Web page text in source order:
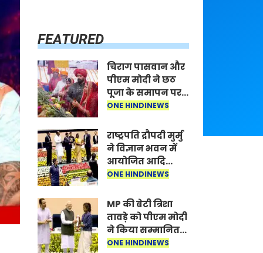
FEATURED
चिराग पासवान और
पीएम मोदी ने छठ
पूजा के समापन पर
देशवासियों को दी
मैया से देश की
समृद्धि की
कामना की
ONE HINDINEWS
राष्ट्रपति द्रौपदी मुर्मु
ने विज्ञान भवन में
आयोजित आदि
कर्मयोगी अभियान
में मध्यप्रदेश को
सम्मानित किया
ONE HINDINEWS
MP की बेटी त्रिशा
तावड़े को पीएम मोदी
ने किया सम्मानित,
राष्ट्रीय स्तर पर
ONE HINDINEWS